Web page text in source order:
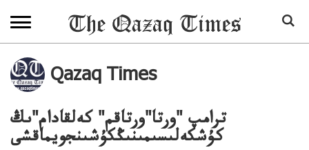
Qazaq Times
ترامپ "ورتا"ورتاقم" كەلقادام"ىڭ
كۇشكەلىسىمىنىڭكۇشىنجويماقشى